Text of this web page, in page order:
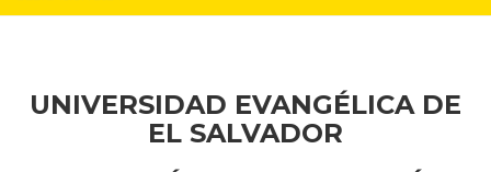
UNIVERSIDAD EVANGÉLICA DE
EL SALVADOR